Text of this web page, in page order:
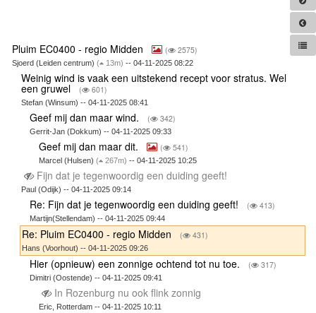
Pluim EC0400 - regio Midden ( 2575)
Sjoerd (Leiden centrum) ( 13m) -- 04-11-2025 08:22
Weinig wind is vaak een uitstekend recept voor stratus. Wel
een gruwel ( 601)
Stefan (Winsum) -- 04-11-2025 08:41
Geef mij dan maar wind. ( 342)
Gerrit-Jan (Dokkum) -- 04-11-2025 09:33
Geef mij dan maar dit. ( 541)
Marcel (Hulsen) ( 267m) -- 04-11-2025 10:25
Fijn dat je tegenwoordig een duiding geeft!
Paul (Odijk) -- 04-11-2025 09:14
Re: Fijn dat je tegenwoordig een duiding geeft! ( 413)
Martijn(Stellendam) -- 04-11-2025 09:44
Re: Pluim EC0400 - regio Midden ( 431)
Hans (Voorhout) -- 04-11-2025 09:26
Hier (opnieuw) een zonnige ochtend tot nu toe. ( 317)
Dimitri (Oostende) -- 04-11-2025 09:41
In Rozenburg nu ook flink zonnig
Eric, Rotterdam -- 04-11-2025 10:11